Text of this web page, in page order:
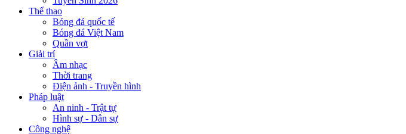
Thể thao
Bóng đá quốc tế
Bóng đá Việt Nam
Quần vợt
Giải trí
Âm nhạc
Thời trang
Điện ảnh - Truyền hình
Pháp luật
An ninh - Trật tự
Hình sự - Dân sự
Công nghệ